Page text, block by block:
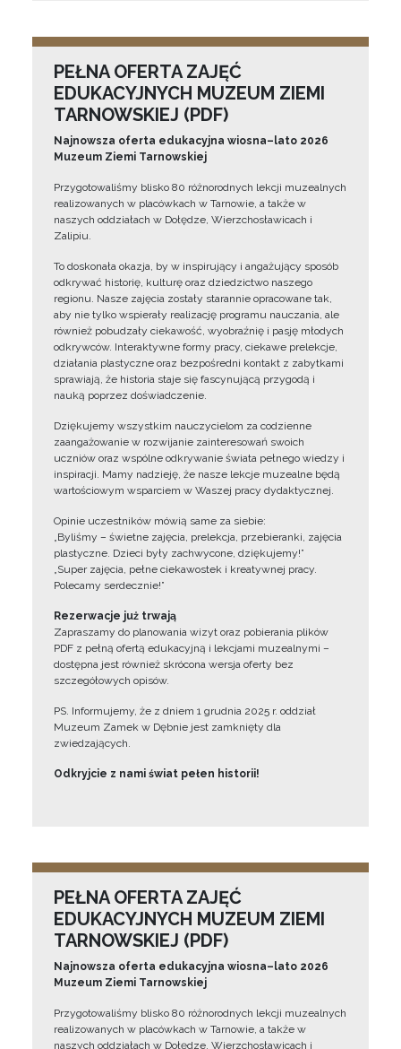
PEŁNA OFERTA ZAJĘĆ
EDUKACYJNYCH MUZEUM ZIEMI
TARNOWSKIEJ (PDF)
Najnowsza oferta edukacyjna wiosna–lato 2026
Muzeum Ziemi Tarnowskiej
Przygotowaliśmy blisko 80 różnorodnych lekcji muzealnych
realizowanych w placówkach w Tarnowie, a także w
naszych oddziałach w Dołędze, Wierzchosławicach i
Zalipiu.
To doskonała okazja, by w inspirujący i angażujący sposób
odkrywać historię, kulturę oraz dziedzictwo naszego
regionu. Nasze zajęcia zostały starannie opracowane tak,
aby nie tylko wspierały realizację programu nauczania, ale
również pobudzały ciekawość, wyobraźnię i pasję młodych
odkrywców. Interaktywne formy pracy, ciekawe prelekcje,
działania plastyczne oraz bezpośredni kontakt z zabytkami
sprawiają, że historia staje się fascynującą przygodą i
nauką poprzez doświadczenie.
Dziękujemy wszystkim nauczycielom za codzienne
zaangażowanie w rozwijanie zainteresowań swoich
uczniów oraz wspólne odkrywanie świata pełnego wiedzy i
inspiracji. Mamy nadzieję, że nasze lekcje muzealne będą
wartościowym wsparciem w Waszej pracy dydaktycznej.
Opinie uczestników mówią same za siebie:
„Byliśmy – świetne zajęcia, prelekcja, przebieranki, zajęcia
plastyczne. Dzieci były zachwycone, dziękujemy!”
„Super zajęcia, pełne ciekawostek i kreatywnej pracy.
Polecamy serdecznie!”
Rezerwacje już trwają
Zapraszamy do planowania wizyt oraz pobierania plików
PDF z pełną ofertą edukacyjną i lekcjami muzealnymi –
dostępna jest również skrócona wersja oferty bez
szczegółowych opisów.
PS. Informujemy, że z dniem 1 grudnia 2025 r. oddział
Muzeum Zamek w Dębnie jest zamknięty dla
zwiedzających.
Odkryjcie z nami świat pełen historii!
PEŁNA OFERTA ZAJĘĆ
EDUKACYJNYCH MUZEUM ZIEMI
TARNOWSKIEJ (PDF)
Najnowsza oferta edukacyjna wiosna–lato 2026
Muzeum Ziemi Tarnowskiej
Przygotowaliśmy blisko 80 różnorodnych lekcji muzealnych
realizowanych w placówkach w Tarnowie, a także w
naszych oddziałach w Dołędze, Wierzchosławicach i